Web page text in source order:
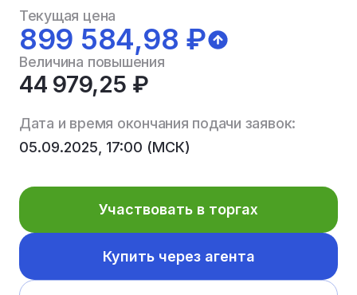
Текущая цена
899 584,98 ₽
Величина повышения
44 979,25 ₽
Дата и время окончания подачи заявок:
05.09.2025, 17:00 (МСК)
Участвовать в торгах
Купить через агента